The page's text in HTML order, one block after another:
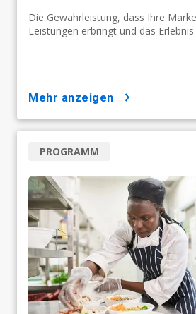
Die Gewährleistung, dass Ihre
Leistungen erbringt und das Erlebnis
mehr anzeigen
PROGRAMM